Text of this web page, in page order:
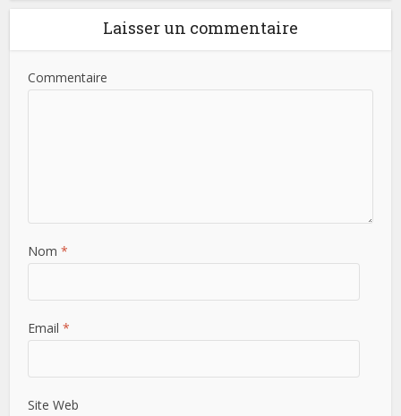
Laisser un commentaire
Commentaire
Nom *
Email *
Site Web